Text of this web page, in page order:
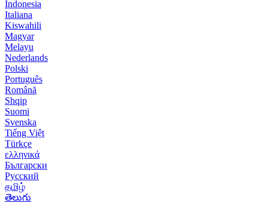
Indonesia
Italiana
Kiswahili
Magyar
Melayu
Nederlands
Polski
Português
Română
Shqip
Suomi
Svenska
Tiếng Việt
Türkçe
ελληνικά
Български
Русский
தமிழ்
తెలుగు